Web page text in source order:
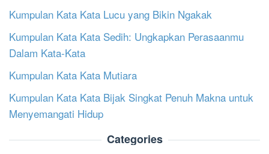
Kumpulan Kata Kata Lucu yang Bikin Ngakak
Kumpulan Kata Kata Sedih: Ungkapkan Perasaanmu
Dalam Kata-Kata
Kumpulan Kata Kata Mutiara
Kumpulan Kata Kata Bijak Singkat Penuh Makna untuk
Menyemangati Hidup
Categories